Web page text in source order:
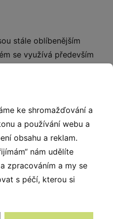
stále oblíbenějším
se využívá především
tak nejen fyzické,
workout nabízí různé
takže je určen
starší děti, dospělé a
z pevné oceli, která
a práškovým
prvky jsou
STN EN 16 630.
ke shromažďování a
a používání webu a
obsahu a reklam.
nám udělíte
zpracováním a my se
s péčí, kterou si